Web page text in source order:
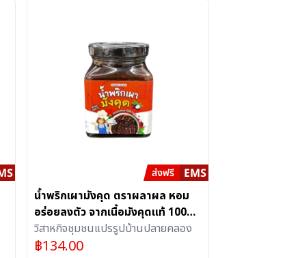
น้ำพริกเผามังคุด ตราผลาผล หอม
อร่อยลงตัว จากเนื้อมังคุดแท้ 100%
จำนวน 1 ขวด
วิสาหกิจชุมชนแปรรูปบ้านปลายคลอง
฿134.00